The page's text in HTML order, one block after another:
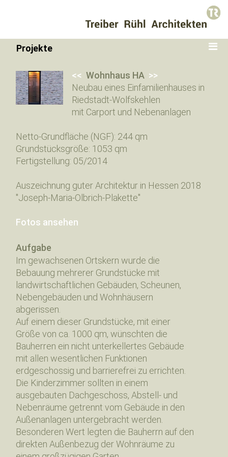
Projekte
<< Wohnhaus HA>>
Neubau eines Einfamilienhauses in
Riedstadt-Wolfskehlen
mit Carport und Nebenanlagen
Netto-Grundfläche (NGF): 244 qm
Grundstücksgröße: 1053 qm
Fertigstellung: 05/2014
Auszeichnung guter Architektur in Hessen 2018
"Joseph-Maria-Olbrich-Plakette"
Fotos ansehen
Aufgabe
Im gewachsenen Ortskern wurde die
Bebauung mehrerer Grundstücke mit
landwirtschaftlichen Gebäuden, Scheunen,
Nebengebäuden und Wohnhäusern
abgerissen.
Auf einem dieser Grundstücke, mit einer
Größe von ca. 1000 qm, wünschten die
Bauherren ein nicht unterkellertes Gebäude
mit allen wesentlichen Funktionen
erdgeschossig und barrierefrei zu errichten.
Die Kinderzimmer sollten in einem
ausgebauten Dachgeschoss, Abstell- und
Nebenräume getrennt vom Gebäude in den
Außenanlagen untergebracht werden.
Besonderen Wert legten die Bauherrn auf den
direkten Außenbezug der Wohnräume zu